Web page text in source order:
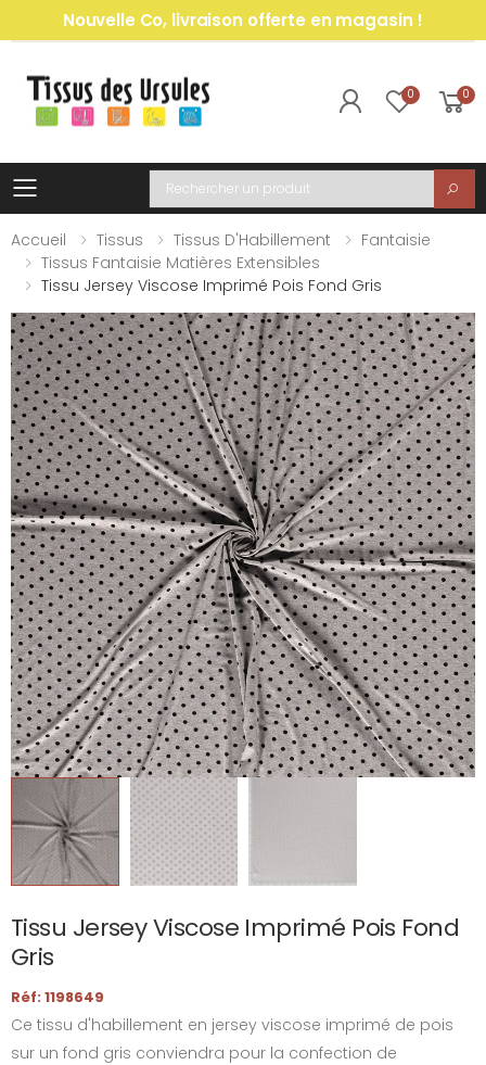
Nouvelle Co, livraison offerte en magasin !
0 0
Toggle mobile menu
Recherche
Accueil
Tissus Tissus D'Habillement
Fantaisie
Tissus Fantaisie Matières Extensibles
Tissu Jersey Viscose Imprimé Pois Fond Gris
Tissu Jersey Viscose Imprimé Pois Fond
Gris
Réf: 1198649
Ce tissu d'habillement en jersey viscose imprimé de pois
sur un fond gris conviendra pour la confection de